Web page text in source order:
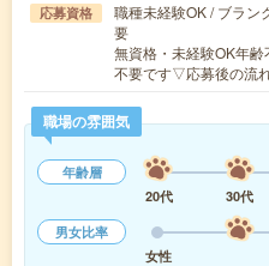
応募資格
職種未経験OK / ブラン
要
無資格・未経験OK年
不要です▽応募後の流
職場の雰囲気
年齢層
20代
30代
男女比率
女性